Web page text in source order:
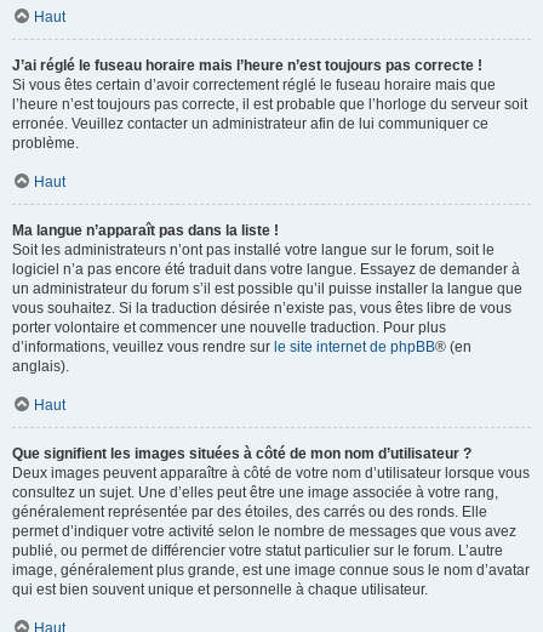
Haut
J’ai réglé le fuseau horaire mais l’heure n’est toujours pas correcte !
Si vous êtes certain d’avoir correctement réglé le fuseau horaire mais que
l’heure n’est toujours pas correcte, il est probable que l’horloge du serveur soit
erronée. Veuillez contacter un administrateur afin de lui communiquer ce
problème.
Haut
Ma langue n’apparaît pas dans la liste !
Soit les administrateurs n’ont pas installé votre langue sur le forum, soit le
logiciel n’a pas encore été traduit dans votre langue. Essayez de demander à
un administrateur du forum s’il est possible qu’il puisse installer la langue que
vous souhaitez. Si la traduction désirée n’existe pas, vous êtes libre de vous
porter volontaire et commencer une nouvelle traduction. Pour plus
d’informations, veuillez vous rendre sur le site internet de phpBB® (en
anglais).
Haut
Que signifient les images situées à côté de mon nom d’utilisateur ?
Deux images peuvent apparaître à côté de votre nom d’utilisateur lorsque vous
consultez un sujet. Une d’elles peut être une image associée à votre rang,
généralement représentée par des étoiles, des carrés ou des ronds. Elle
permet d’indiquer votre activité selon le nombre de messages que vous avez
publié, ou permet de différencier votre statut particulier sur le forum. L’autre
image, généralement plus grande, est une image connue sous le nom d’avatar
qui est bien souvent unique et personnelle à chaque utilisateur.
Haut